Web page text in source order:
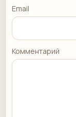
Email
Комментарий